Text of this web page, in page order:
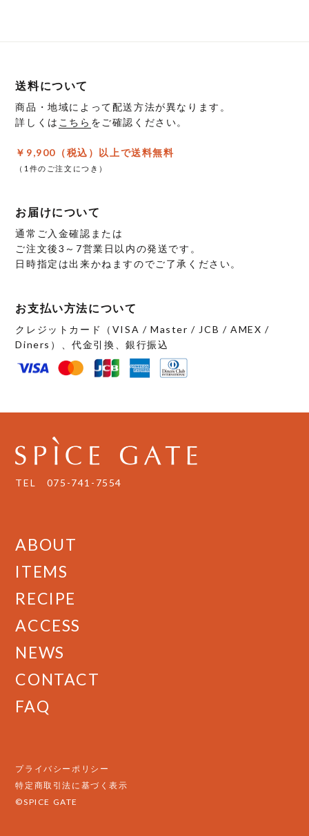
送料について
商品・地域によって配送方法が異なります。
詳しくは こちら をご確認ください。
￥9,900（税込）以上で送料無料
（1件のご注文につき）
お届けについて
通常ご入金確認または
ご注文後3～7営業日以内の発送です。
日時指定は出来かねますのでご了承ください。
お支払い方法について
クレジットカード（VISA / Master / JCB / AMEX /
Diners）、代金引換、銀行振込
TEL 075-741-7554
ABOUT
ITEMS
RECIPE
ACCESS
NEWS
CONTACT
FAQ
プライバシーポリシー
特定商取引法に基づく表示
©SPICE GATE